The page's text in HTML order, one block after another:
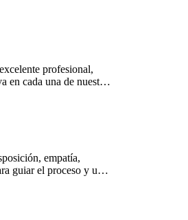
profesional,
en cada una de nuestras
al 1000% en su entrega
empatía,
guiar el proceso y un
con cariño.